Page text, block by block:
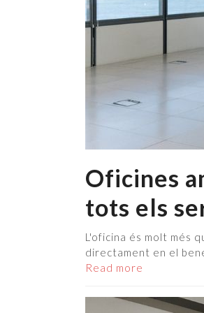
Oficines
tots els
L'oficina és molt més
directament en el
Read more